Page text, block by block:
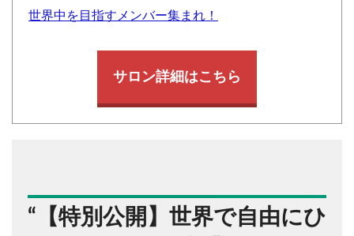
世界中を目指すメンバー集まれ！
サロン詳細はこちら
“ 【特別公開】世界で自由にひ